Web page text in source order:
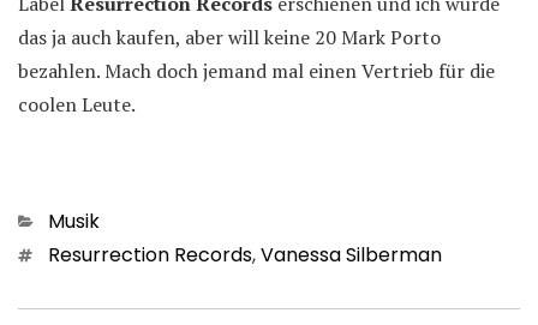
das ja auch kaufen, aber will keine 20 Mark Porto
bezahlen. Mach doch jemand mal einen Vertrieb für die
coolen Leute.
Kategorien
Musik
Schlagwörter
Resurrection Records,Vanessa Silberman